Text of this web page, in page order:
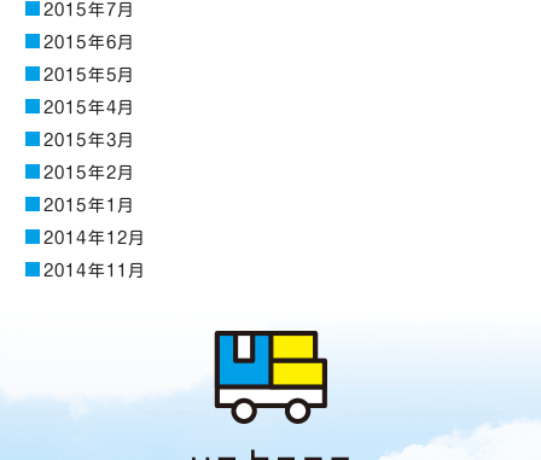
2015年7月
2015年6月
2015年5月
2015年4月
2015年3月
2015年2月
2015年1月
2014年12月
2014年11月